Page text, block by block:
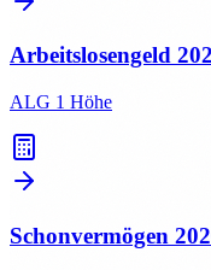
Arbeitslosengeld
ALG 1 Höhe
Schonvermögen